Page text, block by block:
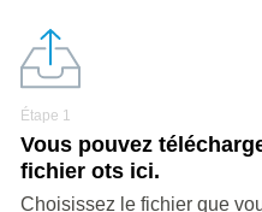
Étape 1
Vous pouvez
fichier ots ici.
Choisissez le fichier que